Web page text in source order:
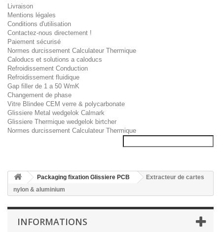
Livraison
Mentions légales
Conditions d'utilisation
Contactez-nous directement !
Paiement sécurisé
Normes durcissement Calculateur Thermique
Caloducs et solutions a caloducs
Refroidissement Conduction
Refroidissement fluidique
Gap filler de 1 a 50 WmK
Changement de phase
Vitre Blindee CEM verre & polycarbonate
Glissiere Metal wedgelok Calmark
Glissiere Thermique wedgelok birtcher
Normes durcissement Calculateur Thermique
Packaging fixation Glissiere PCB
Extracteur de cartes
nylon & aluminium
INFORMATIONS